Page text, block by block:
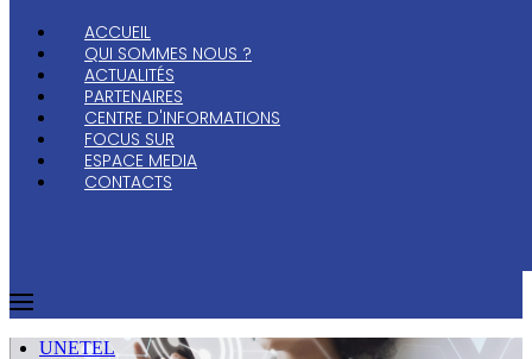
ACCUEIL
QUI SOMMES NOUS ?
ACTUALITÉS
PARTENAIRES
CENTRE D'INFORMATIONS
FOCUS SUR
ESPACE MEDIA
CONTACTS
UNETEL